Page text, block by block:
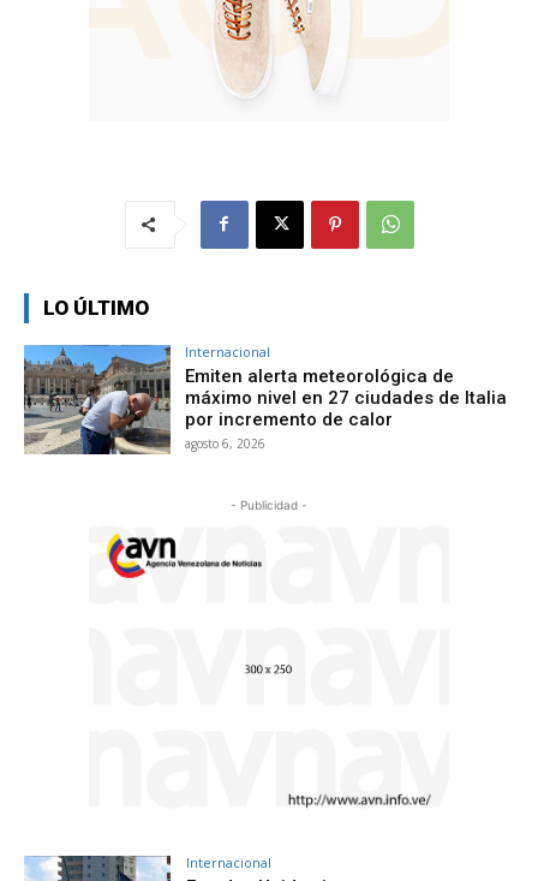
LO ÚLTIMO
Internacional
Emiten alerta meteorológica de
máximo nivel en 27 ciudades de Italia
por incremento de calor
agosto 6, 2026
- Publicidad -
Internacional